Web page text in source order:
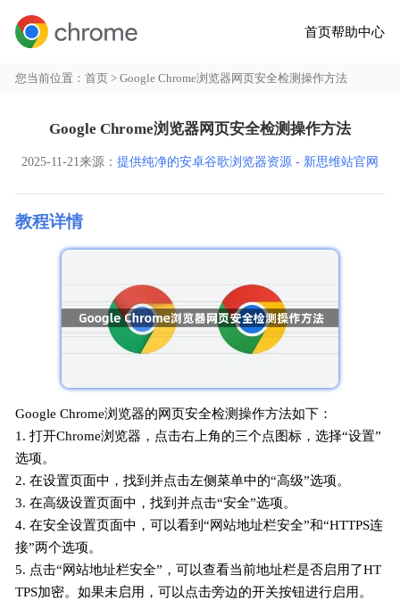
首页帮助中心
您当前位置：首页 > Google Chrome浏览器网页安全检测操作方法
Google Chrome浏览器网页安全检测操作方法
2025-11-21来源： 提供纯净的安卓谷歌浏览器资源 - 新思维站官网
教程详情
Google Chrome浏览器的网页安全检测操作方法如下：
1. 打开Chrome浏览器，点击右上角的三个点图标，选择“设置”
选项。
2. 在设置页面中，找到并点击左侧菜单中的“高级”选项。
3. 在高级设置页面中，找到并点击“安全”选项。
4. 在安全设置页面中，可以看到“网站地址栏安全”和“HTTPS连
接”两个选项。
5. 点击“网站地址栏安全”，可以查看当前地址栏是否启用了HT
TPS加密。如果未启用，可以点击旁边的开关按钮进行启用。